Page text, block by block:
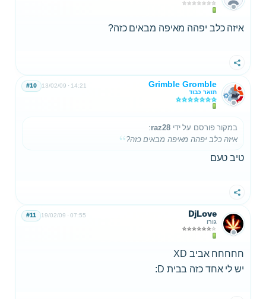
איזה כלב יפהה מאיפה מבאים כזה?
שתף
Grimble Gromble
תואר כבוד
13/02/09 14:21
#10
במקור פורסם על ידיraz28
:
איזה כלב יפהה מאיפה מבאים כזה?
טיב טעם
שתף
DjLove
גורו
19/02/09 07:55
#11
חחחחח אביב XD
יש לי אחד כזה בבית D: